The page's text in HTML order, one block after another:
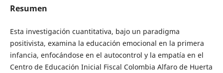
Resumen
Esta investigación cuantitativa, bajo un paradigma
positivista, examina la educación emocional en la primera
infancia, enfocándose en el autocontrol y la empatía en el
Centro de Educación Inicial Fiscal Colombia Alfaro de Huerta